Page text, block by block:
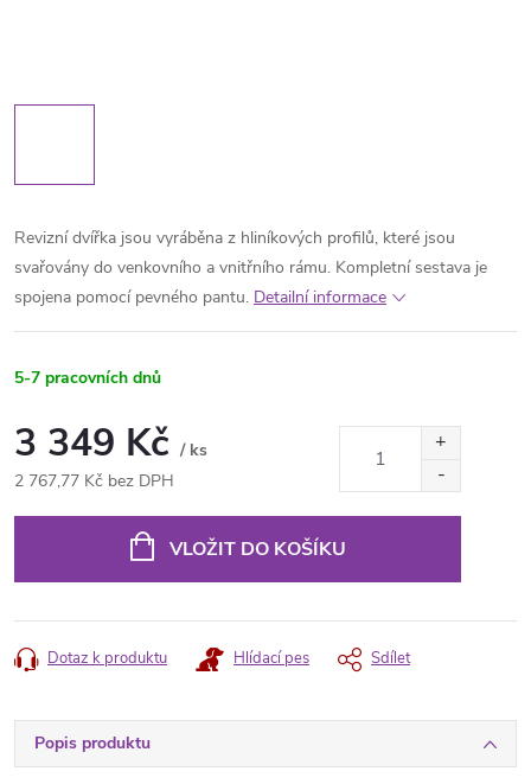
Revizní dvířka jsou vyráběna z hliníkových profilů, které jsou
svařovány do venkovního a vnitřního rámu. Kompletní sestava je
spojena pomocí pevného pantu. Detailní informace
5-7 pracovních dnů
3 349 Kč / ks
2 767,77 Kč bez DPH
VLOŽIT DO KOŠÍKU
Dotaz k produktu Hlídací pes Sdílet
Popis produktu